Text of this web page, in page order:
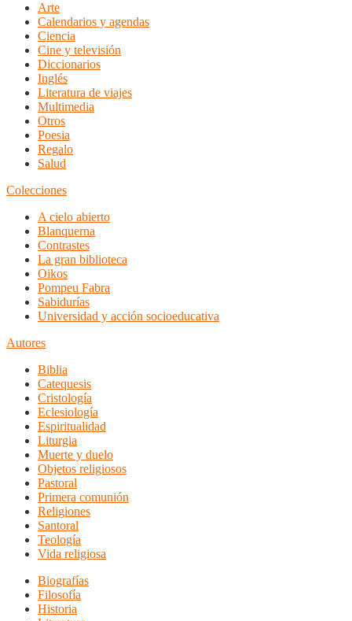
Arte
Calendarios y agendas
Ciencia
Cine y televisión
Diccionarios
Inglés
Literatura de viajes
Multimedia
Otros
Poesia
Regalo
Salud
Colecciones
A cielo abierto
Blanquerna
Contrastes
La gran biblioteca
Oikos
Pompeu Fabra
Sabidurías
Universidad y acción socioeducativa
Autores
Biblia
Catequesis
Cristología
Eclesiología
Espiritualidad
Liturgia
Muerte y duelo
Objetos religiosos
Pastoral
Primera comunión
Religiones
Santoral
Teología
Vida religiosa
Biografías
Filosofía
Historia